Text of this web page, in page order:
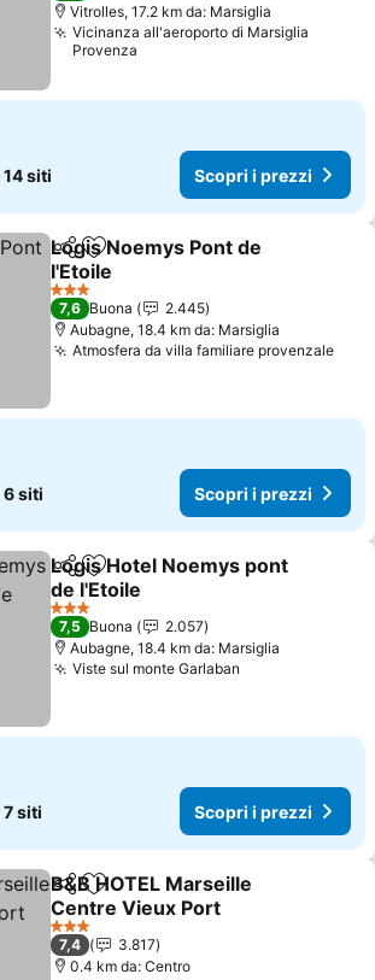
Vitrolles, 17.2 km da: Marsiglia
Vicinanza all'aeroporto di Marsiglia
Provenza
14 siti Scopri i prezzi
CondividiAggiungi ai preferiti
Logis Noemys Pont de
l'Etoile
Scopri i prezzi
3 Stelle
7,6 Buona
2.445
Aubagne, 18.4 km da: Marsiglia
Atmosfera da villa familiare provenzale
6 siti Scopri i prezzi
CondividiAggiungi ai preferiti
Logis Hotel Noemys pont
de l'Etoile
Scopri i prezzi
3 Stelle
7,5 Buona
2.057
Aubagne, 18.4 km da: Marsiglia
Viste sul monte Garlaban
7 siti Scopri i prezzi
CondividiAggiungi ai preferiti
B&B HOTEL Marseille
Centre Vieux Port
Scopri i prezzi
3 Stelle
7,4
3.817
0.4 km da: Centro